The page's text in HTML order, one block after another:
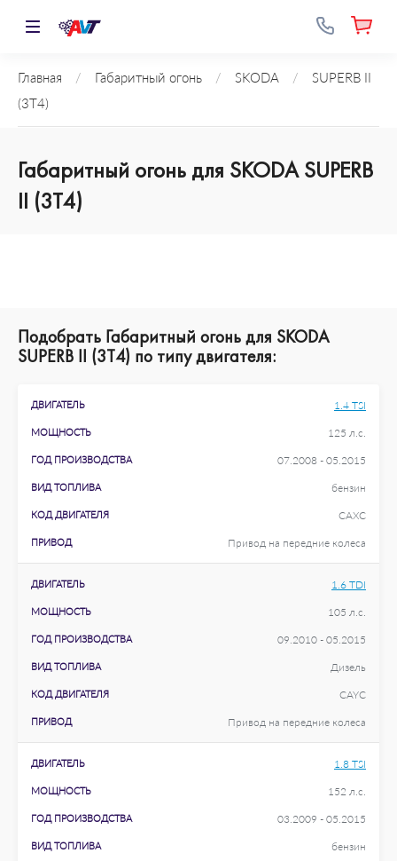
Главная / Габаритный огонь / SKODA /
SUPERB II
(3T4)
Габаритный огонь для SKODA SUPERB
II (3T4)
Подобрать Габаритный огонь для SKODA
SUPERB II (3T4) по типу двигателя:
ДВИГАТЕЛЬ 1.4 TSI
МОЩНОСТЬ 125 л.с.
ГОД ПРОИЗВОДСТВА 07.2008 - 05.2015
ВИД ТОПЛИВА бензин
КОД ДВИГАТЕЛЯ CAXC
ПРИВОД Привод на передние колеса
ДВИГАТЕЛЬ 1.6 TDI
МОЩНОСТЬ 105 л.с.
ГОД ПРОИЗВОДСТВА 09.2010 - 05.2015
ВИД ТОПЛИВА Дизель
КОД ДВИГАТЕЛЯ CAYC
ПРИВОД Привод на передние колеса
ДВИГАТЕЛЬ 1.8 TSI
МОЩНОСТЬ 152 л.с.
ГОД ПРОИЗВОДСТВА 03.2009 - 05.2015
ВИД ТОПЛИВА бензин